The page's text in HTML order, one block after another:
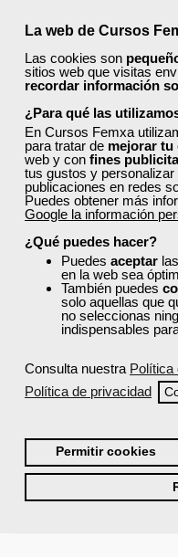
La web de Cursos
Las cookies son
sitios web que visitas
recordar información
¿Para qué las
En Cursos Femxa
para tratar de mejorar tu
web y con fines
tus gustos y
publicaciones en redes
Puedes obtener más
Google la información
¿Qué puedes hacer?
Puedes aceptar
en la web sea
También puedes
solo aquellas que
no seleccionas
indispensables
Consulta nuestra Política
Política de privacidad
Permitir cookies
¿Qué nos hace
competencia?
¿Por qué solicitar
puede hacer
¿Son los docentes
los cursos de Femxa?
¿Los cursos de
temario
¿Qué ofrece Femxa
finaliza su
¿Recibiré un
gratuito?